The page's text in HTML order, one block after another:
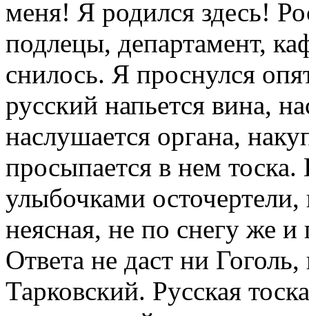
меня! Я родился здесь!
подлецы, департамент,
снилось. Я проснулся
русский напьется вина,
наслушается органа,
просыпается в нем
улыбочками осточертели,
неясная, не по снегу же
Ответа не даст ни
Тарковский. Русская